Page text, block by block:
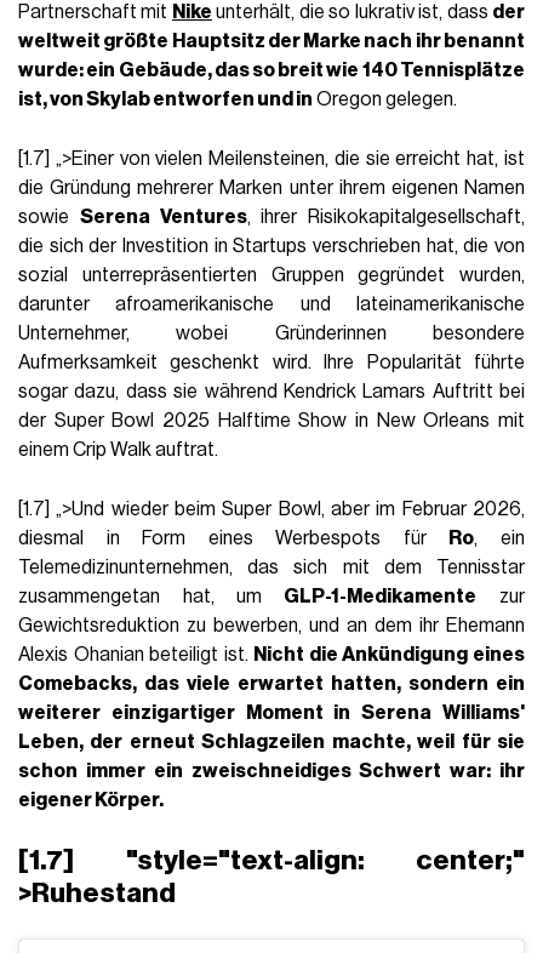
Partnerschaft mit Nike unterhält, die so lukrativ ist, dass der
weltweit größte Hauptsitz der Marke nach ihr benannt
wurde: ein Gebäude, das so breit wie 140 Tennisplätze
ist, von Skylab entworfen und in Oregon gelegen.
[1.7] „>Einer von vielen Meilensteinen, die sie erreicht hat, ist
die Gründung mehrerer Marken unter ihrem eigenen Namen
sowie Serena Ventures, ihrer Risikokapitalgesellschaft,
die sich der Investition in Startups verschrieben hat, die von
sozial unterrepräsentierten Gruppen gegründet wurden,
darunter afroamerikanische und lateinamerikanische
Unternehmer, wobei Gründerinnen besondere
Aufmerksamkeit geschenkt wird. Ihre Popularität führte
sogar dazu, dass sie während Kendrick Lamars Auftritt bei
der Super Bowl 2025 Halftime Show in New Orleans mit
einem Crip Walk auftrat.
[1.7] „>Und wieder beim Super Bowl, aber im Februar 2026,
diesmal in Form eines Werbespots für
Ro, ein
Telemedizinunternehmen, das sich mit dem Tennisstar
zusammengetan hat, um GLP-1-Medikamente zur
Gewichtsreduktion zu bewerben, und an dem ihr Ehemann
Alexis Ohanian beteiligt ist. Nicht die Ankündigung eines
Comebacks, das viele erwartet hatten, sondern ein
weiterer einzigartiger Moment in Serena Williams'
Leben, der erneut Schlagzeilen machte, weil für sie
schon immer ein zweischneidiges Schwert war: ihr
eigener Körper.
[1.7] "style="text-align: center;"
>Ruhestand